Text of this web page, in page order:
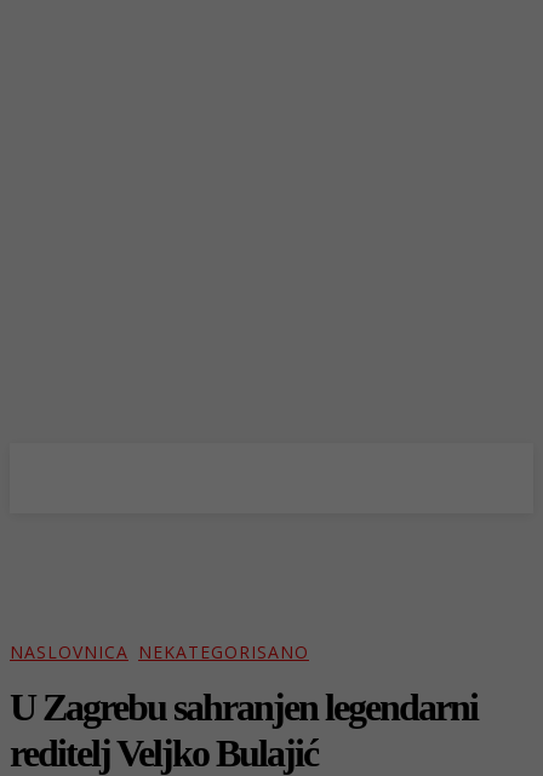
NASLOVNICA NEKATEGORISANO
U Zagrebu sahranjen legendarni
reditelj Veljko Bulajić